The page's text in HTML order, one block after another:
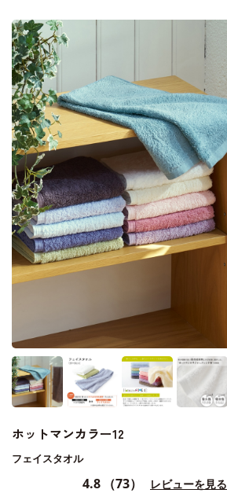
ホットマンカラー12
フェイスタオル
4.8 （73） レビューを見る